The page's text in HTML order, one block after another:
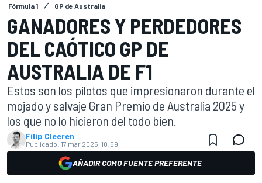
Fórmula 1 GP de Australia
GANADORES Y PERDEDORES
DEL CAÓTICO GP DE
AUSTRALIA DE F1
Estos son los pilotos que impresionaron durante el
mojado y salvaje Gran Premio de Australia 2025 y
los que no lo hicieron del todo bien.
Filip Cleeren
Publicado: 17 mar 2025, 10:59
AÑADIR COMO FUENTE PREFERENTE